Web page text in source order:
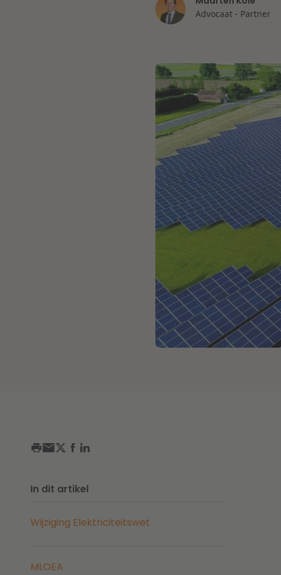
Advocaat - Partner
In dit artikel
Wijziging Elektriciteitswet
MLOEA